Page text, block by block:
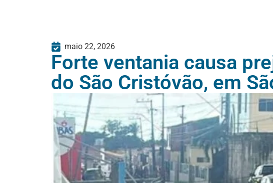
maio 22, 2026
Forte ventania causa
do São Cristóvão, em